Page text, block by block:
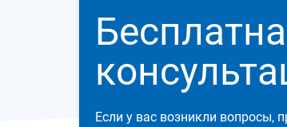
Если у вас возникли вопросы,